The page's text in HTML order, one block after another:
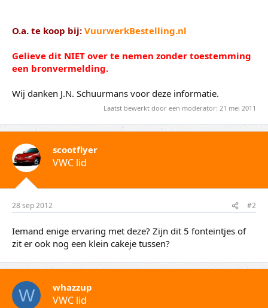
O.a. te koop bij: VuurwerkBestelling.nl
Gelieve dit NIET over te nemen zonder toestemming
een bronvermelding.
Wij danken J.N. Schuurmans voor deze informatie.
Laatst bewerkt door een moderator: 21 mei 2011
scootflyer
VWC lid
28 sep 2012 #2
Iemand enige ervaring met deze? Zijn dit 5 fonteintjes of
zit er ook nog een klein cakeje tussen?
W whazzup
VWC lid